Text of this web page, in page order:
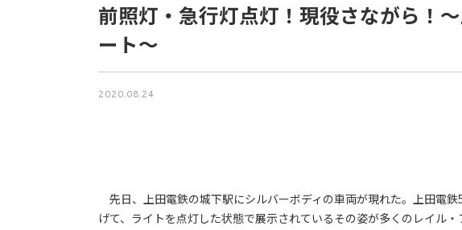
前照灯・急行灯点灯！現役さながら！
ート～
2020.08.24
先日、上田電鉄の城下駅にシルバーボディの車両が現れた。上田電
げて、ライトを点灯した状態で展示されているその姿が多くのレイル・